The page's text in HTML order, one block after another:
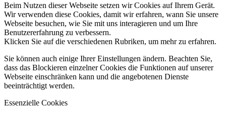
Beim Nutzen dieser Webseite setzen wir Cookies auf Ihrem Gerät.
Wir verwenden diese Cookies, damit wir erfahren, wann Sie unsere
Webseite besuchen, wie Sie mit uns interagieren und um Ihre
Benutzererfahrung zu verbessern.
Klicken Sie auf die verschiedenen Rubriken, um mehr zu erfahren.
Sie können auch einige Ihrer Einstellungen ändern. Beachten Sie,
dass das Blockieren einzelner Cookies die Funktionen auf unserer
Webseite einschränken kann und die angebotenen Dienste
beeinträchtigt werden.
Essenzielle Cookies